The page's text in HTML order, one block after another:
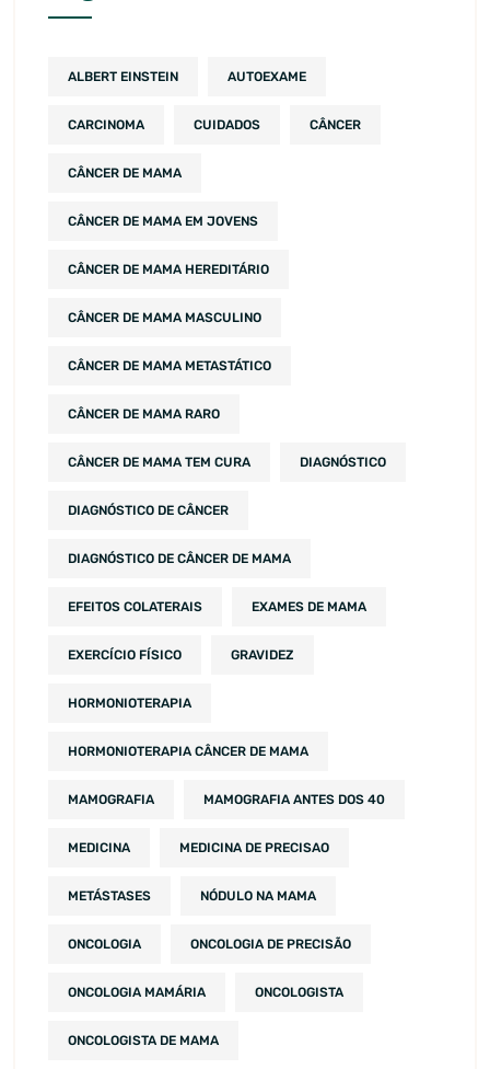
ALBERT EINSTEIN AUTOEXAME
CARCINOMA CUIDADOS CÂNCER
CÂNCER DE MAMA
CÂNCER DE MAMA EM JOVENS
CÂNCER DE MAMA HEREDITÁRIO
CÂNCER DE MAMA MASCULINO
CÂNCER DE MAMA METASTÁTICO
CÂNCER DE MAMA RARO
CÂNCER DE MAMA TEM CURA DIAGNÓSTICO
DIAGNÓSTICO DE CÂNCER
DIAGNÓSTICO DE CÂNCER DE MAMA
EFEITOS COLATERAIS EXAMES DE MAMA
EXERCÍCIO FÍSICO GRAVIDEZ
HORMONIOTERAPIA
HORMONIOTERAPIA CÂNCER DE MAMA
MAMOGRAFIA MAMOGRAFIA ANTES DOS 40
MEDICINA MEDICINA DE PRECISAO
METÁSTASES NÓDULO NA MAMA
ONCOLOGIA ONCOLOGIA DE PRECISÃO
ONCOLOGIA MAMÁRIA ONCOLOGISTA
ONCOLOGISTA DE MAMA